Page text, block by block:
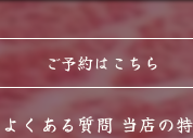
ご予約はこちら
よくある質問 当店の